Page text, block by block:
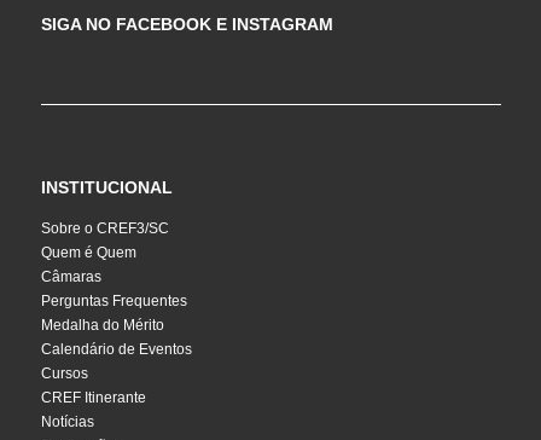
SIGA NO FACEBOOK E INSTAGRAM
INSTITUCIONAL
Sobre o CREF3/SC
Quem é Quem
Câmaras
Perguntas Frequentes
Medalha do Mérito
Calendário de Eventos
Cursos
CREF Itinerante
Notícias